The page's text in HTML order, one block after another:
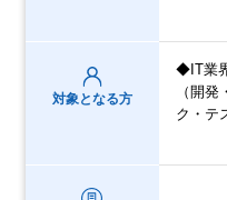
対象となる方
◆IT業
（開
ク・テ